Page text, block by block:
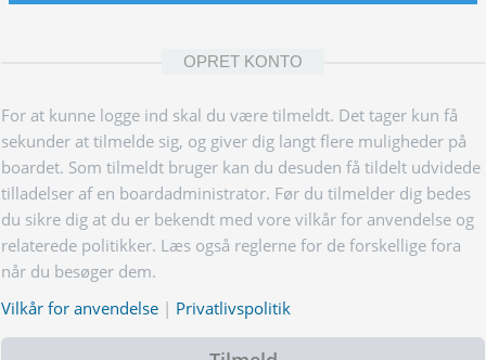
OPRET KONTO
For at kunne logge ind skal du være tilmeldt. Det tager kun få
sekunder at tilmelde sig, og giver dig langt flere muligheder på
boardet. Som tilmeldt bruger kan du desuden få tildelt udvidede
tilladelser af en boardadministrator. Før du tilmelder dig bedes
du sikre dig at du er bekendt med vore vilkår for anvendelse og
relaterede politikker. Læs også reglerne for de forskellige fora
når du besøger dem.
Vilkår for anvendelse | Privatlivspolitik